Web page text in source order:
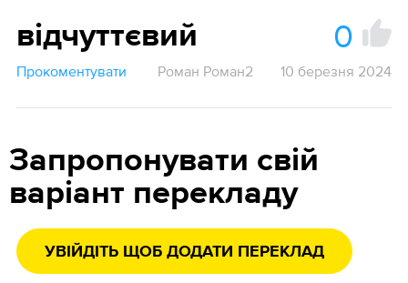
відчуттєвий 0
Прокоментувати Роман Роман2 10 березня 2024
Запропонувати свій
варіант перекладу
УВІЙДІТЬ ЩОБ ДОДАТИ ПЕРЕКЛАД